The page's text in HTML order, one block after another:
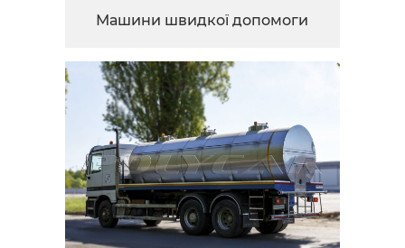
Машини швидкої допомоги